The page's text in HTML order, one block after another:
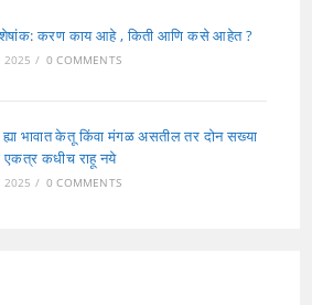
करण काय आहे , किती आणि कसे आहेत ?
2025 / 0 COMMENTS
भावात केतू किंवा मंगळ असतील तर दोन सख्या
एकत्र कधीच राहू नये
2025 / 0 COMMENTS